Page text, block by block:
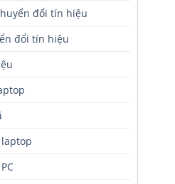
đổi tín hiệu
đổi tín hiệu